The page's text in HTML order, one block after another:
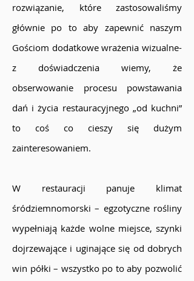
rozwiązanie, które zastosowaliśmy
głównie po to aby zapewnić naszym
Gościom dodatkowe wrażenia wizualne-
z doświadczenia wiemy, że
obserwowanie procesu powstawania
dań i życia restauracyjnego „od kuchni”
to coś co cieszy się dużym
zainteresowaniem.
W restauracji panuje klimat
śródziemnomorski – egzotyczne rośliny
wypełniają każde wolne miejsce, szynki
dojrzewające i uginające się od dobrych
win półki – wszystko po to aby pozwolić